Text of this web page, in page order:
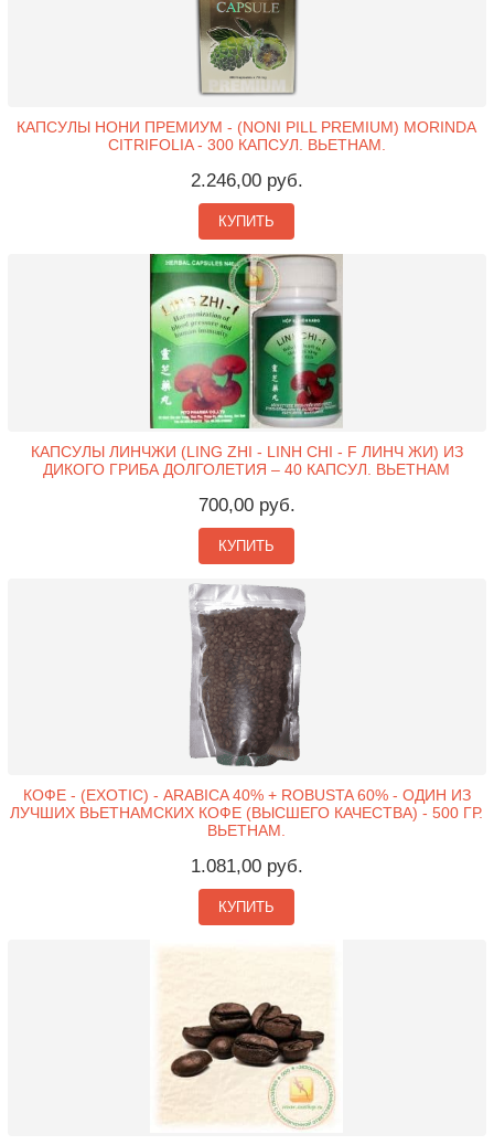
КАПСУЛЫ НОНИ ПРЕМИУМ - (NONI PILL PREMIUM) MORINDA
CITRIFOLIA - 300 КАПСУЛ. ВЬЕТНАМ.
2.246,00 руб.
КУПИТЬ
КАПСУЛЫ ЛИНЧЖИ (LING ZHI - LINH CHI - F ЛИНЧ ЖИ) ИЗ
ДИКОГО ГРИБА ДОЛГОЛЕТИЯ – 40 КАПСУЛ. ВЬЕТНАМ
700,00 руб.
КУПИТЬ
КОФЕ - (EXOTIC) - ARABICA 40% + ROBUSTA 60% - ОДИН ИЗ
ЛУЧШИХ ВЬЕТНАМСКИХ КОФЕ (ВЫСШЕГО КАЧЕСТВА) - 500 ГР.
ВЬЕТНАМ.
1.081,00 руб.
КУПИТЬ